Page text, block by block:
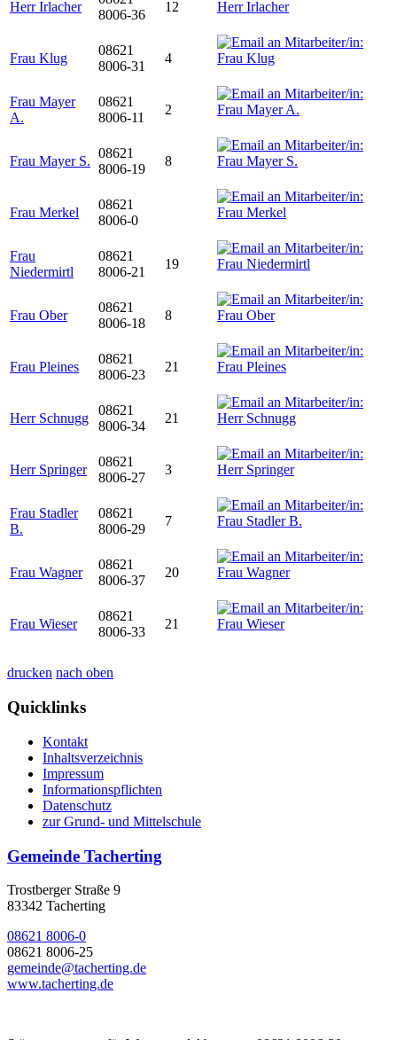
Herr Irlacher
8006-36
12
Frau Klug
08621
8006-31
4
Frau Mayer
A.
08621
8006-11
2
Frau Mayer S.
08621
8006-19
8
Frau Merkel
08621
8006-0
Frau
Niedermirtl
08621
8006-21
19
Frau Ober
08621
8006-18
8
Frau Pleines
08621
8006-23
21
Herr Schnugg
08621
8006-34
21
Herr Springer
08621
8006-27
3
Frau Stadler
B.
08621
8006-29
7
Frau Wagner
08621
8006-37
20
Frau Wieser
08621
8006-33
21
drucken nach oben
Quicklinks
Kontakt
Inhaltsverzeichnis
Impressum
Informationspflichten
Datenschutz
zur Grund- und Mittelschule
Gemeinde Tacherting
Trostberger Straße 9
83342 Tacherting
08621 8006-0
08621 8006-25
gemeinde@tacherting.de
www.tacherting.de